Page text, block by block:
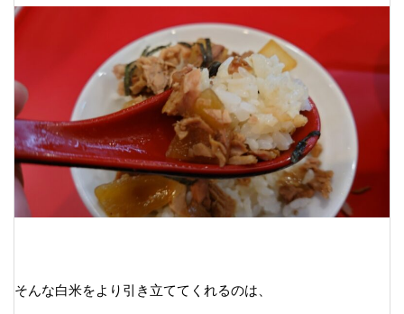
そんな白米をより引き立ててくれるのは、